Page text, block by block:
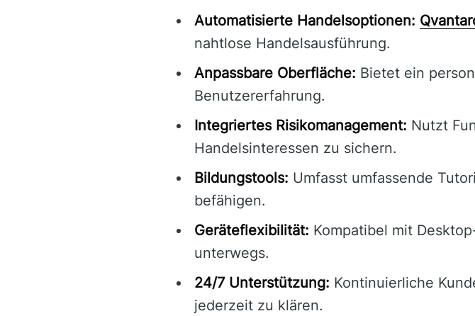
Automatisierte Handelsoptionen:
nahtlose Handelsausführung.
Anpassbare Oberfläche: Bietet ein
Benutzererfahrung.
Integriertes Risikomanagement: Nutzt
Handelsinteressen zu sichern.
Bildungstools: Umfasst umfassende
befähigen.
Geräteflexibilität: Kompatibel mit
unterwegs.
24/7 Unterstützung: Kontinuierliche
jederzeit zu klären.